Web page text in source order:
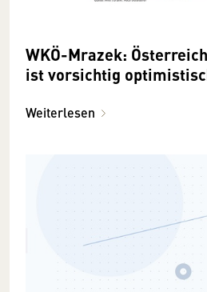
WKÖ-Mrazek:
ist vorsichtig
Weiterlesen